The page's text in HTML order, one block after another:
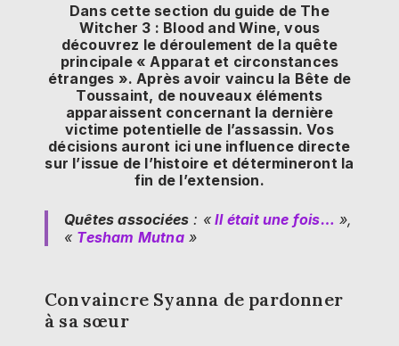
Dans cette section du guide de The
Witcher 3 : Blood and Wine, vous
découvrez le déroulement de la quête
principale « Apparat et circonstances
étranges ». Après avoir vaincu la Bête de
Toussaint, de nouveaux éléments
apparaissent concernant la dernière
victime potentielle de l’assassin. Vos
décisions auront ici une influence directe
sur l’issue de l’histoire et détermineront la
fin de l’extension.
Quêtes associées : « Il était une fois… »,
« Tesham Mutna»
Convaincre Syanna de pardonner
à sa sœur